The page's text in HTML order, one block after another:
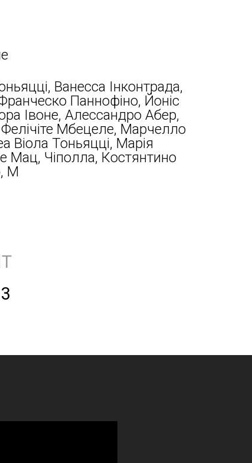
Ванесса Інконтрада,
Паннофіно, Йоніс
Івоне, Алессандро Абер,
Мбецеле, Марчелло
Віола Тоньяцці, Марія
Мац, Чіполла, Костянтино
М